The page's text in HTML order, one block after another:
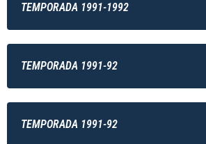
TEMPORADA 1991-1992
TEMPORADA 1991-92
TEMPORADA 1991-92